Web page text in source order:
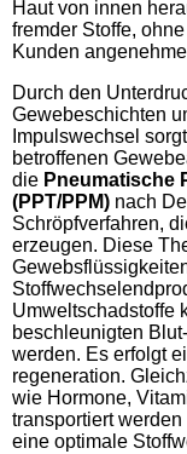
Haut von innen
fremder Stoffe,
Kunden
Durch den
Gewebeschichten
Impulswechsel
betroffenen
die Pneumatische
(PPT/PPM) nach
Schröpfverfahren,
erzeugen. Diese
Umweltschadstoffe
beschleunigten
werden. Es erfolgt
regeneration.
wie Hormone,
transportiert
eine optimale